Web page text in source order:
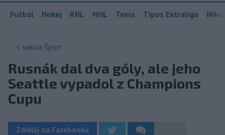
Futbal Hokej KHL NHL Tenis Tipos Extraliga
< sekcia Šport
Rusnák dal dva góly, ale jeho
Seattle vypadol z Champions
Cupu
Zdieľaj na Facebooku